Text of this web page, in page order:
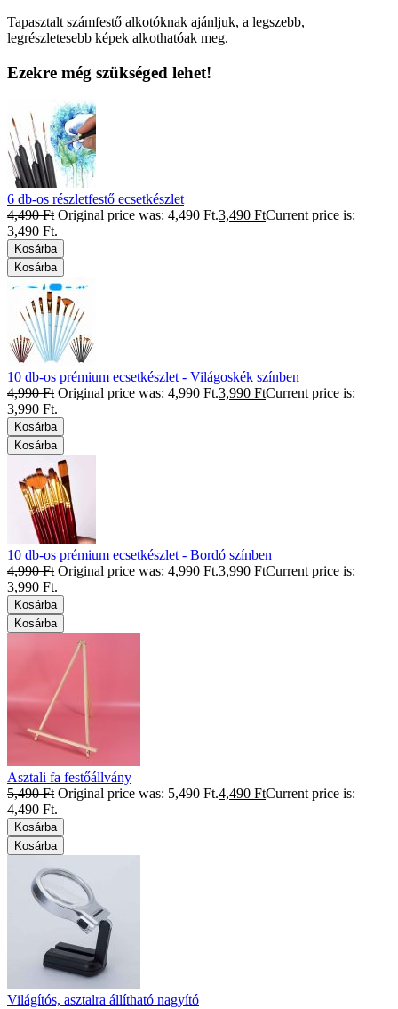
Tapasztalt számfestő alkotóknak ajánljuk, a legszebb,
legrészletesebb képek alkothatóak meg.
Ezekre még szükséged lehet!
6 db-os részletfestő ecsetkészlet
4,490Ft Original price was: 4,490 Ft.3,490 FtCurrent price is:
3,490 Ft.
Kosárba
Kosárba
10 db-os prémium ecsetkészlet - Világoskék színben
4,990Ft Original price was: 4,990 Ft.3,990 FtCurrent price is:
3,990 Ft.
Kosárba
Kosárba
10 db-os prémium ecsetkészlet - Bordó színben
4,990Ft Original price was: 4,990 Ft.3,990 FtCurrent price is:
3,990 Ft.
Kosárba
Kosárba
Asztali fa festőállvány
5,490Ft Original price was: 5,490 Ft.4,490 FtCurrent price is:
4,490 Ft.
Kosárba
Kosárba
Világítós, asztalra állítható nagyító